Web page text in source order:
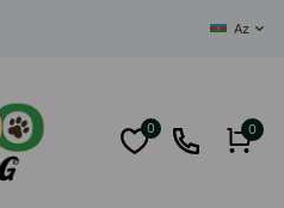
Az
0 0